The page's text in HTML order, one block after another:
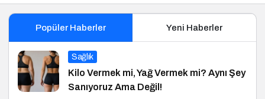
Popüler Haberler Yeni Haberler
Sağlık
Kilo Vermek mi, Yağ Vermek mi? Aynı Şey
Sanıyoruz Ama Değil!